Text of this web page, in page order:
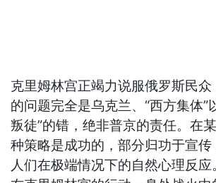
克里姆林宫正竭力说服俄罗斯民
的问题完全是乌克兰、“西方集体”
叛徒”的错，绝非普京的责任。在
种策略是成功的，部分归功于宣
人们在极端情况下的自然心理反